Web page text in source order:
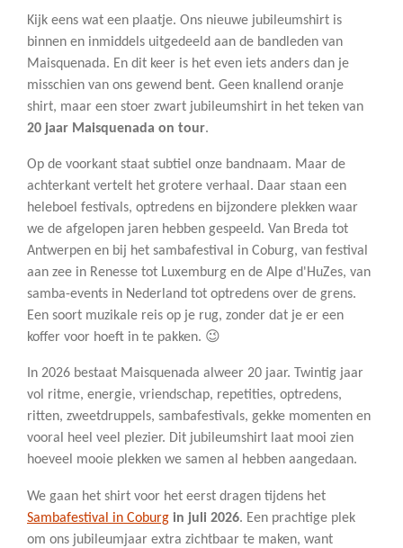
Kijk eens wat een plaatje. Ons nieuwe jubileumshirt is
binnen en inmiddels uitgedeeld aan de bandleden van
Maisquenada. En dit keer is het even iets anders dan je
misschien van ons gewend bent. Geen knallend oranje
shirt, maar een stoer zwart jubileumshirt in het teken van
20 jaar Maisquenada on tour.
Op de voorkant staat subtiel onze bandnaam. Maar de
achterkant vertelt het grotere verhaal. Daar staan een
heleboel festivals, optredens en bijzondere plekken waar
we de afgelopen jaren hebben gespeeld. Van Breda tot
Antwerpen en bij het sambafestival in Coburg, van festival
aan zee in Renesse tot Luxemburg en de Alpe d'HuZes, van
samba-events in Nederland tot optredens over de grens.
Een soort muzikale reis op je rug, zonder dat je er een
koffer voor hoeft in te pakken. 😉
In 2026 bestaat Maisquenada alweer 20 jaar. Twintig jaar
vol ritme, energie, vriendschap, repetities, optredens,
ritten, zweetdruppels, sambafestivals, gekke momenten en
vooral heel veel plezier. Dit jubileumshirt laat mooi zien
hoeveel mooie plekken we samen al hebben aangedaan.
We gaan het shirt voor het eerst dragen tijdens het
Sambafestival in Coburg in juli 2026. Een prachtige plek
om ons jubileumjaar extra zichtbaar te maken, want